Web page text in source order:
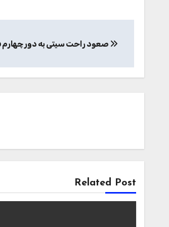
نوشتهصعود راحت سیتی به دور چهارم FA Cup (عکس)
Related Post